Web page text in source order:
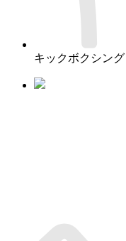
キックボクシング